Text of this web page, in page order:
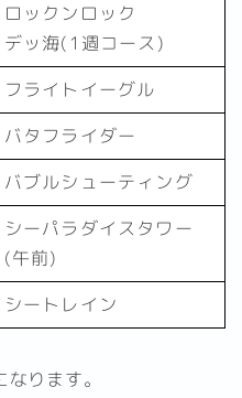
ロックンロック
デッ海(1週コース)
フライトイーグル
バタフライダー
バブルシューティング
シーパラダイスタワー
(午前)
シートレイン
ります。